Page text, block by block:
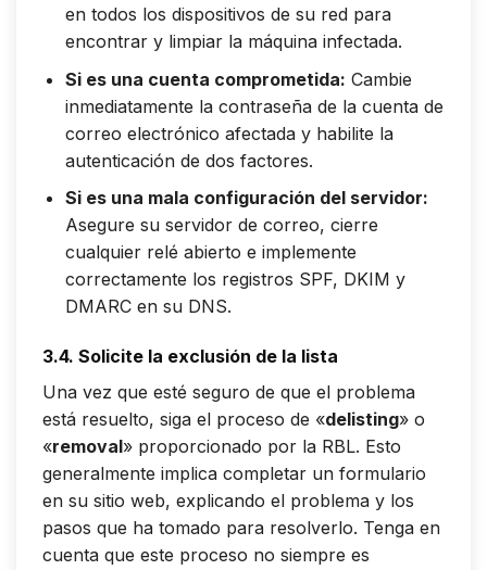
en todos los dispositivos de su red para
encontrar y limpiar la máquina infectada.
Si es una cuenta comprometida: Cambie
inmediatamente la contraseña de la cuenta de
correo electrónico afectada y habilite la
autenticación de dos factores.
Si es una mala configuración del servidor:
Asegure su servidor de correo, cierre
cualquier relé abierto e implemente
correctamente los registros SPF, DKIM y
DMARC en su DNS.
3.4. Solicite la exclusión de la lista
Una vez que esté seguro de que el problema
está resuelto, siga el proceso de «delisting» o
«removal» proporcionado por la RBL. Esto
generalmente implica completar un formulario
en su sitio web, explicando el problema y los
pasos que ha tomado para resolverlo. Tenga en
cuenta que este proceso no siempre es